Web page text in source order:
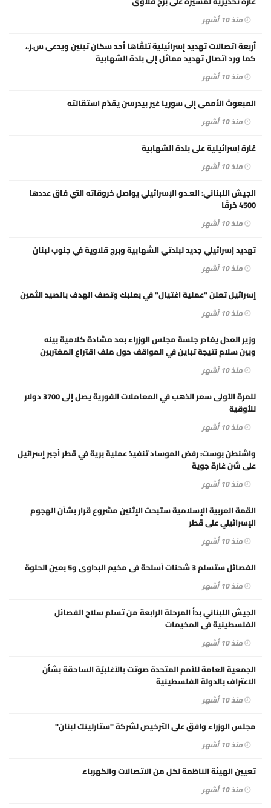
أربعة اتصالات تهديد إسرائيلية تلقّاها أحد سكان تبنين ويدعى س.ز.،
كما ورد اتصال تهديد مماثل إلى بلدة الشهابية
المبعوث الأممي إلى سوريا غير بيدرسن يقدّم استقالته
غارة إسرائيلية على بلدة الشهابية
الجيش اللبناني: العـدو الإسرائيلي يواصل خروقاته التي فاق عددها
4500 خرقًا
تهديد إسرائيلي جديد لبلدتي الشهابية وبرج قلاوية في جنوب لبنان
إسرائيل تعلن "عملية اغتيال" في بعلبك وتصف الهدف بالصيد الثمين
وزير العدل يغادر جلسة مجلس الوزراء بعد مشادة كلامية بينه
وبين سلام نتيجة تباين في المواقف حول ملف اقتراع المغتربين
للمرة الأولى سعر الذهب في المعاملات الفورية يصل إلى 3700 دولار
للأوقية
واشنطن بوست: رفض الموساد تنفيذ عملية برية في قطر أجبر إسرائيل
على شن غارة جوية
القمة العربية الإسلامية ستبحث الإثنين مشروع قرار بشأن الهجوم
الإسرائيلي على قطر
الفصائل ستسلم 3 شحنات أسلحة في مخيم البداوي و5 بعين الحلوة
الجيش اللبناني بدأ المرحلة الرابعة من تسلم سلاح الفصائل
الفلسطينية في المخيمات
الجمعية العامة للأمم المتحدة صوتت بالأغلبيّة الساحقة بشأن
الاعتراف بالدولة الفلسطينية
مجلس الوزراء وافق على الترخيص لشركة "ستارلينك لبنان"
تعيين الهيئة الناظمة لكل من الاتصالات والكهرباء